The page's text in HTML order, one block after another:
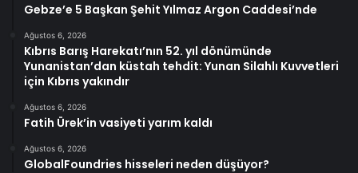
Gebze’e 5 Başkan Şehit Yılmaz Argon Caddesi’nde
Ağustos 6, 2026
Kıbrıs Barış Harekatı’nın 52. yıl dönümünde
Yunanistan’dan küstah tehdit: Yunan Silahlı Kuvvetleri
için Kıbrıs yakındır
Ağustos 6, 2026
Fatih Ürek’in vasiyeti yarım kaldı
Ağustos 6, 2026
GlobalFoundries hisseleri neden düşüyor?